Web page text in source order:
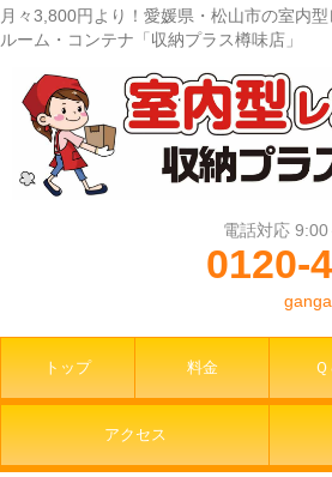
月々3,800円より！愛媛県・松山市の室内
ルーム・コンテナ「収納プラス樽味店」
0120-
トップ 料金
アクセス